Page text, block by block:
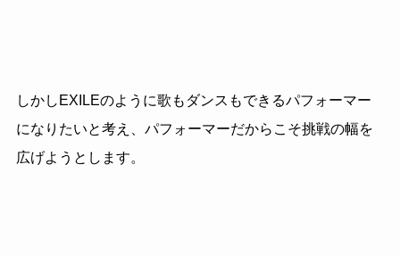
しかしEXILEのように歌もダンスもできるパフォーマー
になりたいと考え、パフォーマーだからこそ挑戦の幅を
広げようとします。